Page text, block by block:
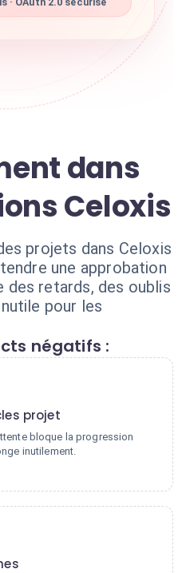
· OAuth 2.0 sécurisé
dans
Celoxis
projets dans Celoxis
une approbation
des retards, des oublis
pour les
négatifs :
projet
bloque la progression
inutilement.